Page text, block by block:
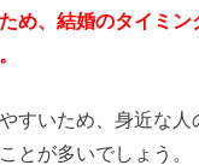
め、結婚のタイミン
すいため、身近な人
とが多いでしょう。